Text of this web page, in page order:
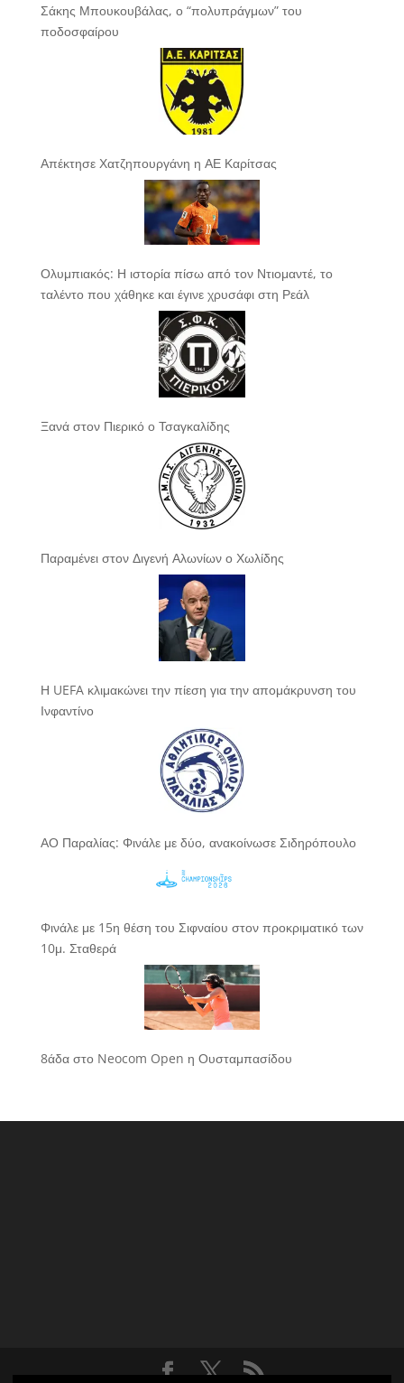
Σάκης Μπουκουβάλας, ο “πολυπράγμων” του
ποδοσφαίρου
Απέκτησε Χατζηπουργάνη η ΑΕ Καρίτσας
Ολυμπιακός: Η ιστορία πίσω από τον Ντιομαντέ, το
ταλέντο που χάθηκε και έγινε χρυσάφι στη Ρεάλ
Ξανά στον Πιερικό ο Τσαγκαλίδης
Παραμένει στον Διγενή Αλωνίων ο Χωλίδης
Η UEFA κλιμακώνει την πίεση για την απομάκρυνση του
Ινφαντίνο
ΑΟ Παραλίας: Φινάλε με δύο, ανακοίνωσε Σιδηρόπουλο
Φινάλε με 15η θέση του Σιφναίου στον προκριματικό των
10μ. Σταθερά
8άδα στο Neocom Open η Ουσταμπασίδου